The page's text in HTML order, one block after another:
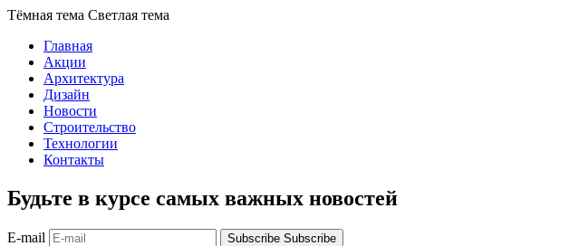
Тёмная тема Светлая тема
Главная
Акции
Архитектура
Дизайн
Новости
Строительство
Технологии
Контакты
Будьте в курсе самых важных новостей
E-mail Subscribe Subscribe